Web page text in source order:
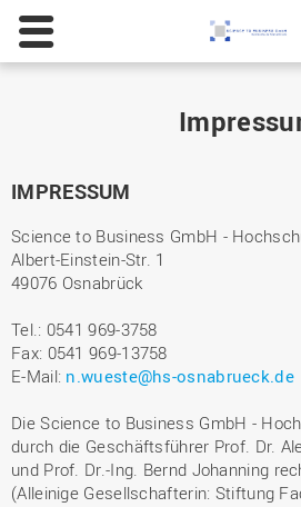
IMPRESSUM
Science to Business GmbH -
Albert-Einstein-Str. 1
49076 Osnabrück
Tel.: 0541 969-3758
Fax: 0541 969-13758
E-Mail: n.wueste@hs-osnabrueck.de
Die Science to Business GmbH -
durch die Geschäftsführer Prof. Dr.
und Prof. Dr.-Ing. Bernd Johanning
(Alleinige Gesellschafterin: Stiftung